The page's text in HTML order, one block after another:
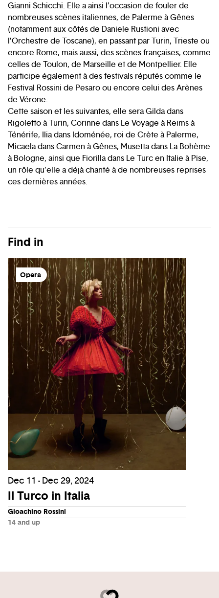
Gianni Schicchi. Elle a ainsi l’occasion de fouler de
nombreuses scènes italiennes, de Palerme à Gênes
(notamment aux côtés de Daniele Rustioni avec
l’Orchestre de Toscane), en passant par Turin, Trieste ou
encore Rome, mais aussi, des scènes françaises, comme
celles de Toulon, de Marseille et de Montpellier. Elle
participe également à des festivals réputés comme le
Festival Rossini de Pesaro ou encore celui des Arènes
de Vérone.
Cette saison et les suivantes, elle sera Gilda dans
Rigoletto à Turin, Corinne dans Le Voyage à Reims à
Ténérife, Ilia dans Idoménée, roi de Crète à Palerme,
Micaela dans Carmen à Gênes, Musetta dans La Bohème
à Bologne, ainsi que Fiorilla dans Le Turc en Italie à Pise,
un rôle qu’elle a déjà chanté à de nombreuses reprises
ces dernières années.
Find in
Opera
Dec 11 - Dec 29, 2024
Il Turco in Italia
Gioachino Rossini
14 and up